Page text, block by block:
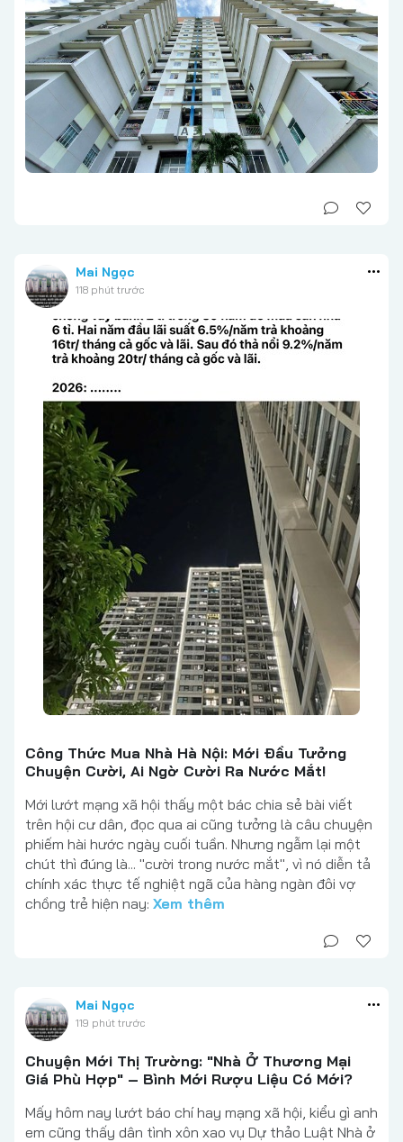
Mai Ngọc
118 phút trước
Công Thức Mua Nhà Hà Nội: Mới Đầu Tưởng
Chuyện Cười, Ai Ngờ Cười Ra Nước Mắt!
Mới lướt mạng xã hội thấy một bác chia sẻ bài viết
trên hội cư dân, đọc qua ai cũng tưởng là câu chuyện
phiếm hài hước ngày cuối tuần. Nhưng ngẫm lại một
chút thì đúng là... "cười trong nước mắt", vì nó diễn tả
chính xác thực tế nghiệt ngã của hàng ngàn đôi vợ
chồng trẻ hiện nay: Xem thêm
Mai Ngọc
119 phút trước
Chuyện Mới Thị Trường: "Nhà Ở Thương Mại
Giá Phù Hợp" – Bình Mới Rượu Liệu Có Mới?
Mấy hôm nay lướt báo chí hay mạng xã hội, kiểu gì anh
em cũng thấy dân tình xôn xao vụ Dự thảo Luật Nhà ở